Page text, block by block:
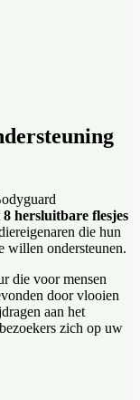
8 hersluitbare flesjes
die hun
willen ondersteunen.
die voor mensen
door vlooien
aan het
zich op uw